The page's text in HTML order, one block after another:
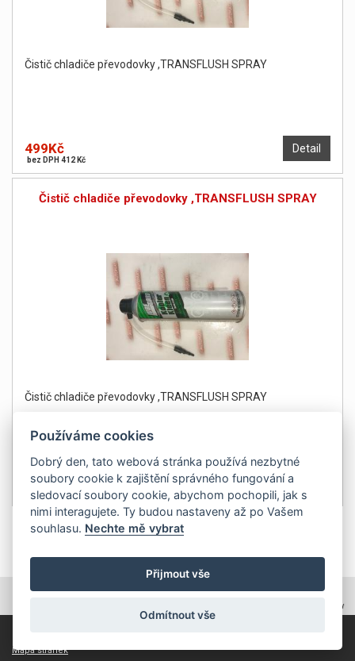
Čistič chladiče převodovky ,TRANSFLUSH SPRAY
Detail
499Kč
bez DPH 412 Kč
Čistič chladiče převodovky ,TRANSFLUSH SPRAY
Čistič chladiče převodovky ,TRANSFLUSH SPRAY
Detail
499Kč
bez DPH 412 Kč
1
Mapa stránek
TOPWEBY - webhosting, domény, tvorba www
Používáme cookies
Dobrý den, tato webová stránka používá nezbytné
soubory cookie k zajištění správného fungování a
sledovací soubory cookie, abychom pochopili, jak s
nimi interagujete. Ty budou nastaveny až po Vašem
souhlasu. Nechte mě vybrat
Přijmout vše
Odmítnout vše